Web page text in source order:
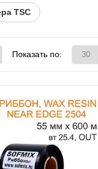
TSC
Показать по: